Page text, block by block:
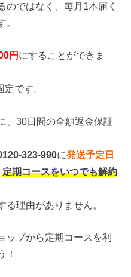
のではなく、毎月1本届く
。
円 にすることができま
です。
、30日間の全額返金保証
323-990に発送予定日
定期コースをいつでも解約
る理由がありません。
ップから定期コースを利
！